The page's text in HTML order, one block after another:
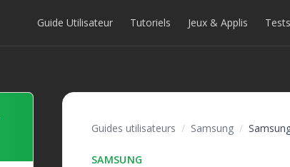
Guide Utilisateur Tutoriels Jeux & Applis Tests
Guides utilisateurs / Samsung /
SAMSUNG